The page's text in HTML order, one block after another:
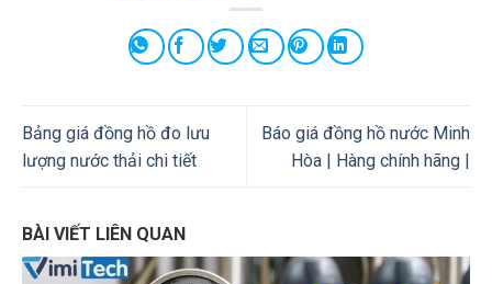
Bảng giá đồng hồ đo lưu
lượng nước thải chi tiết
Báo giá đồng hồ nước Minh
Hòa | Hàng chính hãng |
BÀI VIẾT LIÊN QUAN